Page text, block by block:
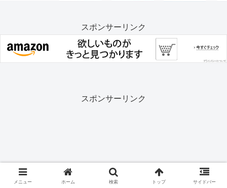
スポンサーリンク
スポンサーリンク
メニュー ホーム 検索 トップ サイドバー